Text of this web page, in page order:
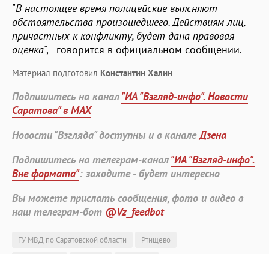
"В настоящее время полицейские выясняют
обстоятельства произошедшего. Действиям лиц,
причастных к конфликту, будет дана правовая
оценка", - говорится в официальном сообщении.
Материал подготовил Константин Халин
Подпишитесь на канал"ИА "Взгляд-инфо". Новости
Саратова" в MAX
Новости "Взгляда" доступны и в каналеДзена
Подпишитесь на телеграм-канал"ИА "Взгляд-инфо".
Вне формата": заходите - будет интересно
Вы можете прислать сообщения, фото и видео в
наш телеграм-бот @Vz_feedbot
ГУ МВД по Саратовской области
Ртищево